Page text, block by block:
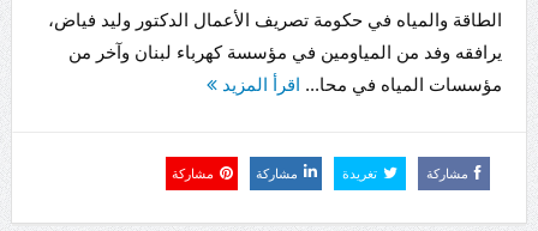
الطاقة والمياه في حكومة تصريف الأعمال الدكتور وليد فياض،
يرافقه وفد من المياومين في مؤسسة كهرباء لبنان وآخر من
مؤسسات المياه في محا... اقرأ المزيد
مشاركة تغريدة مشاركة مشاركة